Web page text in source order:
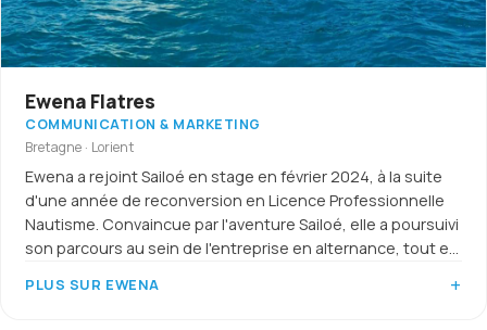
Ewena Flatres
COMMUNICATION & MARKETING
Bretagne · Lorient
Ewena a rejoint Sailoé en stage en février 2024, à la suite
d'une année de reconversion en Licence Professionnelle
Nautisme. Convaincue par l'aventure Sailoé, elle a poursuivi
son parcours au sein de l'entreprise en alternance, tout en
d'approfondir sa compréhension des codes et des
PLUS SUR EWENA